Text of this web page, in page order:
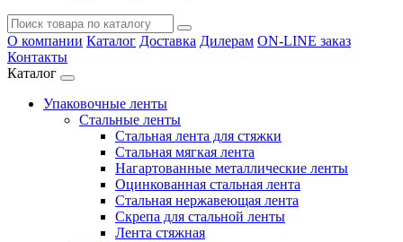
О компании Каталог Доставка Дилерам ON-LINE заказ
Контакты
Каталог
Упаковочные ленты
Стальные ленты
Стальная лента для стяжки
Стальная мягкая лента
Нагартованные металлические ленты
Оцинкованная стальная лента
Стальная нержавеющая лента
Скрепа для стальной ленты
Лента стяжная